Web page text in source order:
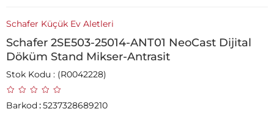
Schafer Küçük Ev Aletleri
Schafer 2SE503-25014-ANT01 NeoCast Dijital
Döküm Stand Mikser-Antrasit
Stok Kodu (R0042228)
Barkod:5237328689210